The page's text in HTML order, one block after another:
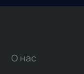
О нас